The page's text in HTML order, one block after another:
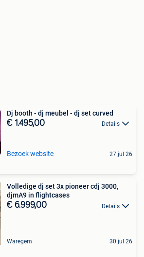
Dj booth - dj meubel - dj set curved
€ 1.495,00 Details
Bezoek website 27 jul 26
Volledige dj set 3x pioneer cdj 3000,
djmA9 in flightcases
€ 6.999,00 Details
Waregem 30 jul 26